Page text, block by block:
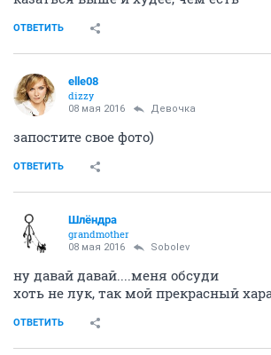
ОТВЕТИТЬ
elle08
dizzy
08 мая 2016 Девочка
запостите свое фото)
ОТВЕТИТЬ
Шлёндра
grandmother
08 мая 2016 Sobolev
ну давай давай....меня обсуди
хоть не лук, так мой прекрасный
ОТВЕТИТЬ